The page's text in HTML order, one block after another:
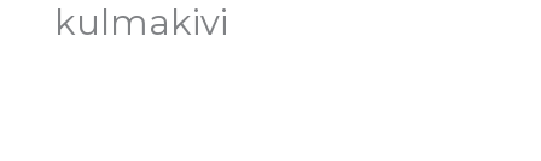
kulmakivi